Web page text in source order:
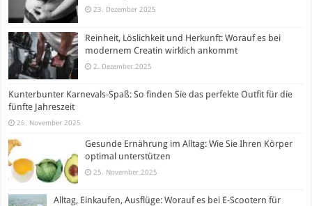
23. Dezember 2025
Reinheit, Löslichkeit und Herkunft: Worauf es bei
modernem Creatin wirklich ankommt
2. Dezember 2025
Kunterbunter Karnevals-Spaß: So finden Sie das perfekte Outfit für die
fünfte Jahreszeit
26. November 2025
Gesunde Ernährung im Alltag: Wie Sie Ihren Körper
optimal unterstützen
25. November 2025
Alltag, Einkaufen, Ausflüge: Worauf es bei E-Scootern für